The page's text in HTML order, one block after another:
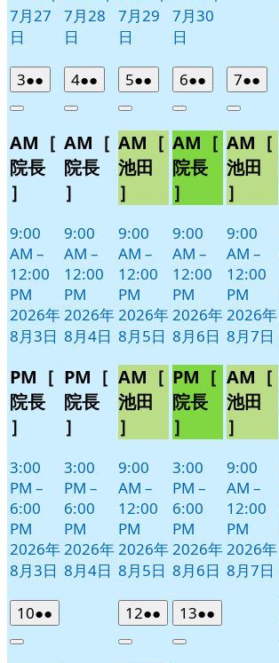
7月27
日
7月28
日
7月29
日
7月30
日
32026
年
月
3
日
●●
件
イ
ベ
Close
AM［
院長
］
9:00
AM –
12:00
PM
2026年
8月3日
PM［
院長
］
3:00
PM –
6:00
PM
2026年
8月3日
42026
年
月
4
日
●●
件
イ
ベ
Close
AM［
院長
］
9:00
AM –
12:00
PM
2026年
8月4日
PM［
院長
］
3:00
PM –
6:00
PM
2026年
8月4日
52026
年
月
5
日
●●
件
イ
ベ
ト)
Close
AM［
池田
］
9:00
AM –
12:00
PM
2026年
8月5日
AM［
池田
］
9:00
AM –
12:00
PM
2026年
8月5日
62026
年
月
6
日
●●
件
イ
ベ
ト)
Close
AM［
院長
］
9:00
AM –
12:00
PM
2026年
8月6日
PM［
院長
］
3:00
PM –
6:00
PM
2026年
8月6日
72026
年
月
7
日
●●
件
イ
ベ
ト)
Close
AM［
池田
］
9:00
AM –
12:00
PM
2026年
8月7日
AM［
池田
］
9:00
AM –
12:00
PM
2026年
8月7日
102026
年
●●
件
Close
122026
年
●●
件
Close
132026
年
●●
件
Close